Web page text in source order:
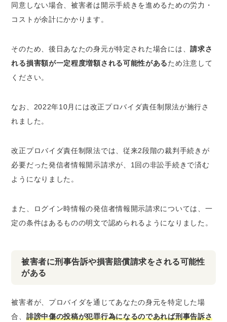
同意しない場合、被害者は開示手続きを進めるための労力・
コストが余計にかかります。
そのため、後日あなたの身元が特定された場合には、請求さ
れる損害額が一定程度増額される可能性があるため注意して
ください。
なお、2022年10月には改正プロバイダ責任制限法が施行さ
れました。
改正プロバイダ責任制限法では、従来2段階の裁判手続きが
必要だった発信者情報開示請求が、1回の非訟手続きで済む
ようになりました。
また、ログイン時情報の発信者情報開示請求については、一
定の条件はあるものの明文で認められるようになりました。
被害者に刑事告訴や損害賠償請求をされる可能性
がある
被害者が、プロバイダを通じてあなたの身元を特定した場
合、 誹謗中傷の投稿が犯罪行為になるのであれば刑事告訴さ